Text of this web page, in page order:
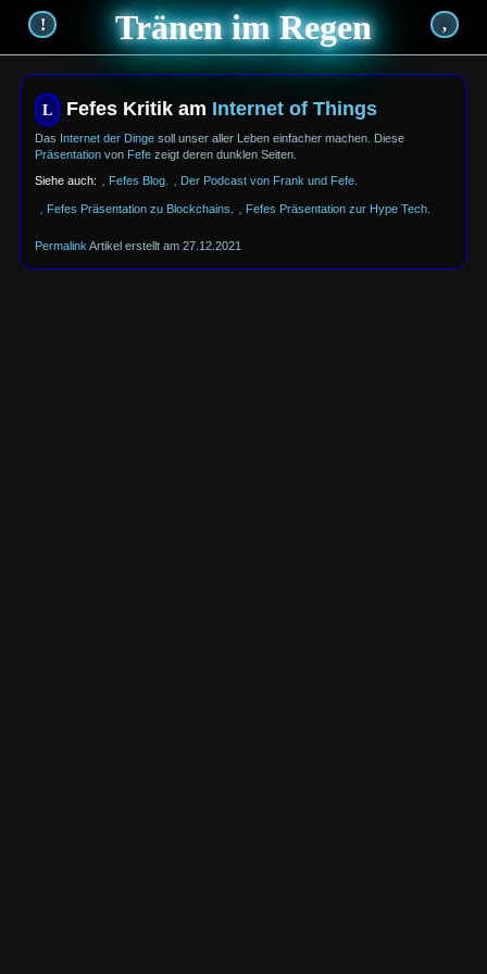
! Tränen im Regen ,
Fefes Kritik am Internet of Things
Das Internet der Dinge soll unser aller Leben einfacher machen. Diese
Präsentation von Fefe zeigt deren dunklen Seiten.
Fefes Blog. Der Podcast von Frank und Fefe.
Fefes Präsentation zu Blockchains. Fefes Präsentation zur Hype Tech.
Permalink 27.12.2021